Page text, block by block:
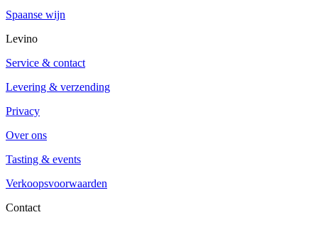
Spaanse wijn
Levino
Service & contact
Levering & verzending
Privacy
Over ons
Tasting & events
Verkoopsvoorwaarden
Contact